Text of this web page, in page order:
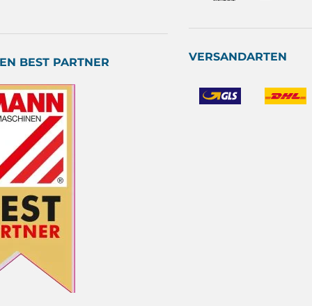
BEST PARTNER VERSANDARTEN